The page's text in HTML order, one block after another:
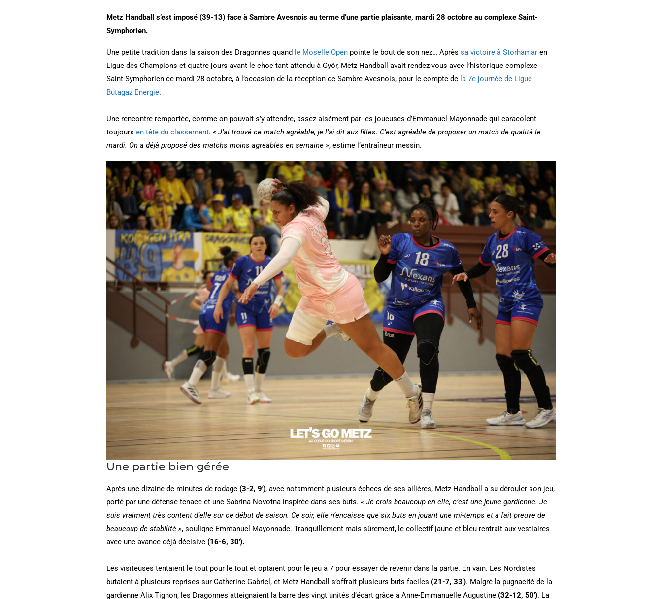
Metz Handball s’est imposé (39-13) face à Sambre Avesnois au terme d’une partie plaisante, mardi 28 octobre au complexe Saint-
Symphorien.
Une petite tradition dans la saison des Dragonnes quand le Moselle Open pointe le bout de son nez… Après sa victoire à Storhamar en
Ligue des Champions et quatre jours avant le choc tant attendu à Györ, Metz Handball avait rendez-vous avec l’historique complexe
Saint-Symphorien ce mardi 28 octobre, à l’occasion de la réception de Sambre Avesnois, pour le compte de la 7e journée de Ligue
Butagaz Energie.
Une rencontre remportée, comme on pouvait s’y attendre, assez aisément par les joueuses d’Emmanuel Mayonnade qui caracolent
toujours en tête du classement. « J’ai trouvé ce match agréable, je l’ai dit aux filles. C’est agréable de proposer un match de qualité le
mardi. On a déjà proposé des matchs moins agréables en semaine », estime l’entraîneur messin.
Une partie bien gérée
Après une dizaine de minutes de rodage (3-2, 9′), avec notamment plusieurs échecs de ses ailières, Metz Handball a su dérouler son jeu,
porté par une défense tenace et une Sabrina Novotna inspirée dans ses buts. « Je crois beaucoup en elle, c’est une jeune gardienne. Je
suis vraiment très content d’elle sur ce début de saison. Ce soir, elle n’encaisse que six buts en jouant une mi-temps et a fait preuve de
beaucoup de stabilité », souligne Emmanuel Mayonnade. Tranquillement mais sûrement, le collectif jaune et bleu rentrait aux vestiaires
avec une avance déjà décisive (16-6, 30′).
Les visiteuses tentaient le tout pour le tout et optaient pour le jeu à 7 pour essayer de revenir dans la partie. En vain. Les Nordistes
butaient à plusieurs reprises sur Catherine Gabriel, et Metz Handball s’offrait plusieurs buts faciles (21-7, 33′). Malgré la pugnacité de la
gardienne Alix Tignon, les Dragonnes atteignaient la barre des vingt unités d’écart grâce à Anne-Emmanuelle Augustine (32-12, 50′). La